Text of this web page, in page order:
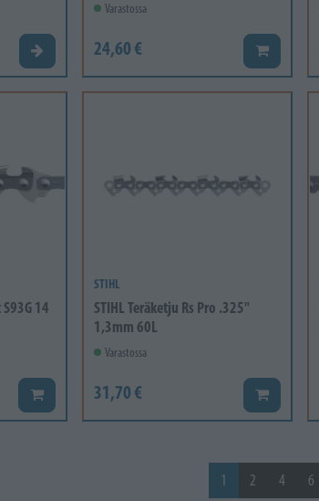
Valitse vaihtoehto
Varastossa
24,60 € Lisää koriin
S93G 14
Lisää koriin
STIHL
STIHL Teräketju Rs Pro .325"
1,3mm 60L
Varastossa
31,70 € Lisää koriin
1 2 4 6